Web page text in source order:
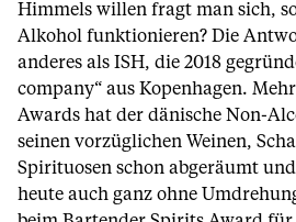
Himmels willen fragt man sich,
Alkohol funktionieren? Die
anderes als ISH, die 2018
company“ aus Kopenhagen.
Awards hat der dänische Non-
seinen vorzüglichen Weinen,
Spirituosen schon abgeräumt
heute auch ganz ohne